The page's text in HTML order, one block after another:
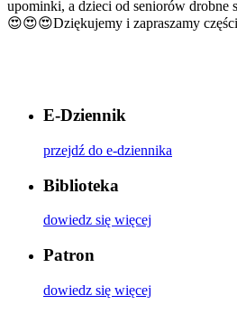
upominki, a dzieci od seniorów drobne
😍😍😍Dziękujemy i zapraszamy
E-Dziennik
przejdź do e-dziennika
Biblioteka
dowiedz się więcej
Patron
dowiedz się więcej